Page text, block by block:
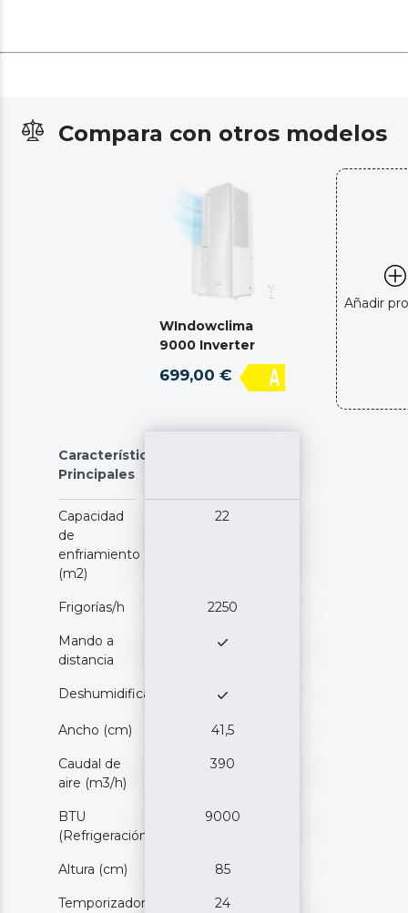
Compara con otros modelos
WIndowclima
9000 Inverter
699,00 €
Añadir
Características
Principales
Capacidad
de
enfriamiento
(m2)
22
Frigorías/h 2250
Mando a
distancia
Deshumidificación
Ancho (cm) 41,5
Caudal de
aire (m3/h)
390
BTU
(Refrigeración)
9000
Altura (cm) 85
Temporizador
24